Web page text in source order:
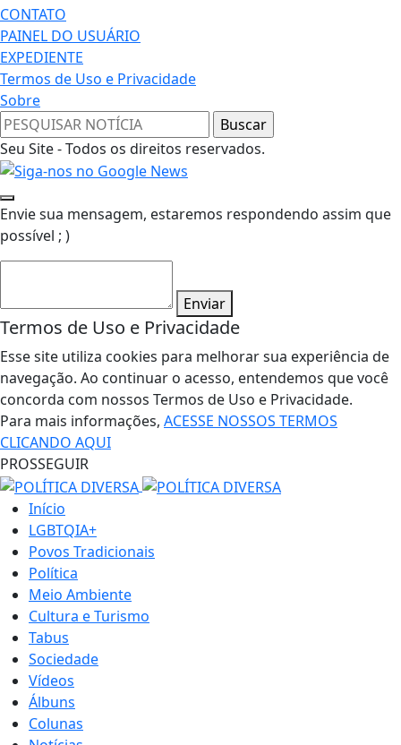
CONTATO
PAINEL DO USUÁRIO
EXPEDIENTE
Termos de Uso e Privacidade
Sobre
Seu Site - Todos os direitos reservados.
Envie sua mensagem, estaremos respondendo assim que
possível ; )
Enviar
Termos de Uso e Privacidade
Esse site utiliza cookies para melhorar sua experiência de
navegação. Ao continuar o acesso, entendemos que você
concorda com nossos Termos de Uso e Privacidade.
Para mais informações, ACESSE NOSSOS TERMOS
CLICANDO AQUI
PROSSEGUIR
Início
LGBTQIA+
Povos Tradicionais
Política
Meio Ambiente
Cultura e Turismo
Tabus
Sociedade
Vídeos
Álbuns
Colunas